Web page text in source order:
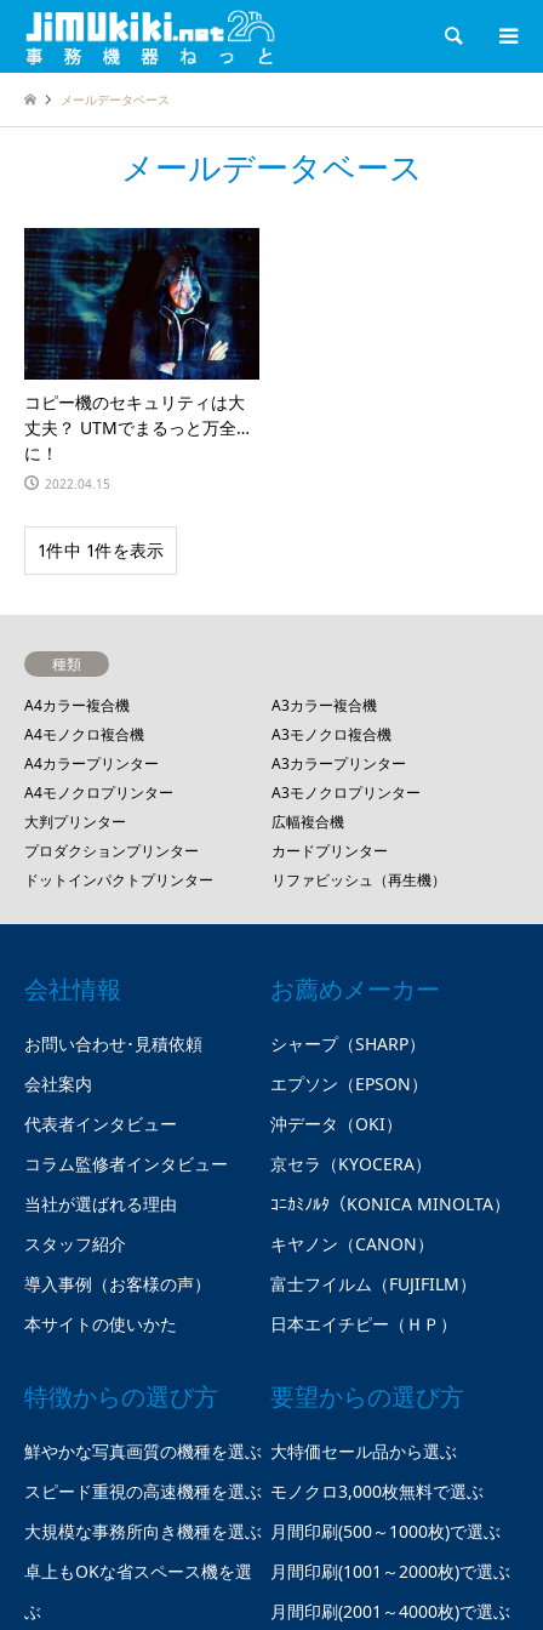
検索
メールデータベース
メールデータベース
コピー機のセキュリティは大
丈夫？ UTMでまるっと万全
に！
2022.04.15
1件中 1件を表示
種類
A4カラー複合機
A3カラー複合機
A4モノクロ複合機
A3モノクロ複合機
A4カラープリンター
A3カラープリンター
A4モノクロプリンター
A3モノクロプリンター
大判プリンター
広幅複合機
プロダクションプリンター
カードプリンター
ドットインパクトプリンター
リファビッシュ（再生機）
会社情報
お問い合わせ･見積依頼
会社案内
代表者インタビュー
コラム監修者インタビュー
当社が選ばれる理由
スタッフ紹介
導入事例（お客様の声）
本サイトの使いかた
お薦めメーカー
シャープ（SHARP）
エプソン（EPSON）
沖データ（OKI）
京セラ（KYOCERA）
ｺﾆｶﾐﾉﾙﾀ（KONICA MINOLTA）
キヤノン（CANON）
富士フイルム（FUJIFILM）
日本エイチピー（ＨＰ）
特徴からの選び方
鮮やかな写真画質の機種を選ぶ
スピード重視の高速機種を選ぶ
大規模な事務所向き機種を選ぶ
卓上もOKな省スペース機を選
ぶ
要望からの選び方
大特価セール品から選ぶ
モノクロ3,000枚無料で選ぶ
月間印刷(500～1000枚)で選ぶ
月間印刷(1001～2000枚)で選ぶ
月間印刷(2001～4000枚)で選ぶ